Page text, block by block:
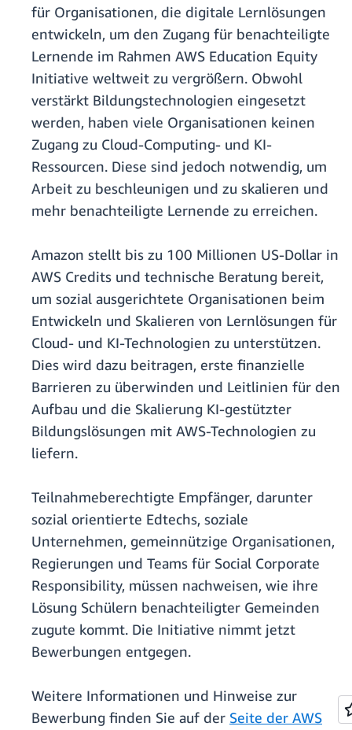
für Organisationen, die digitale Lernlösungen
entwickeln, um den Zugang für benachteiligte
Lernende im Rahmen AWS Education Equity
Initiative weltweit zu vergrößern. Obwohl
verstärkt Bildungstechnologien eingesetzt
werden, haben viele Organisationen keinen
Zugang zu Cloud-Computing- und KI-
Ressourcen. Diese sind jedoch notwendig, um
Arbeit zu beschleunigen und zu skalieren und
mehr benachteiligte Lernende zu erreichen.
Amazon stellt bis zu 100 Millionen US-Dollar in
AWS Credits und technische Beratung bereit,
um sozial ausgerichtete Organisationen beim
Entwickeln und Skalieren von Lernlösungen für
Cloud- und KI-Technologien zu unterstützen.
Dies wird dazu beitragen, erste finanzielle
Barrieren zu überwinden und Leitlinien für den
Aufbau und die Skalierung KI-gestützter
Bildungslösungen mit AWS-Technologien zu
liefern.
Teilnahmeberechtigte Empfänger, darunter
sozial orientierte Edtechs, soziale
Unternehmen, gemeinnützige Organisationen,
Regierungen und Teams für Social Corporate
Responsibility, müssen nachweisen, wie ihre
Lösung Schülern benachteiligter Gemeinden
zugute kommt. Die Initiative nimmt jetzt
Bewerbungen entgegen.
Weitere Informationen und Hinweise zur
Bewerbung finden Sie auf der Seite der AWS